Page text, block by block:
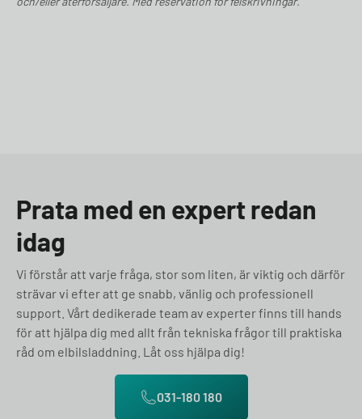
Prata med en expert redan
idag
Vi förstår att varje fråga, stor som liten, är viktig och därför
strävar vi efter att ge snabb, vänlig och professionell
support. Vårt dedikerade team av experter finns till hands
för att hjälpa dig med allt från tekniska frågor till praktiska
råd om elbilsladdning. Låt oss hjälpa dig!
031-180 180